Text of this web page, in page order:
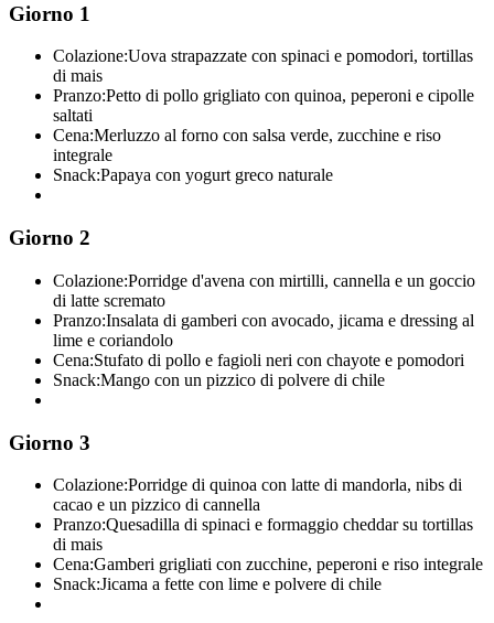
Giorno 1
Colazione:Uova strapazzate con spinaci e pomodori, tortillas
di mais
Pranzo:Petto di pollo grigliato con quinoa, peperoni e cipolle
saltati
Cena:Merluzzo al forno con salsa verde, zucchine e riso
integrale
Snack:Papaya con yogurt greco naturale
Giorno 2
Colazione:Porridge d'avena con mirtilli, cannella e un goccio
di latte scremato
Pranzo:Insalata di gamberi con avocado, jicama e dressing al
lime e coriandolo
Cena:Stufato di pollo e fagioli neri con chayote e pomodori
Snack:Mango con un pizzico di polvere di chile
Giorno 3
Colazione:Porridge di quinoa con latte di mandorla, nibs di
cacao e un pizzico di cannella
Pranzo:Quesadilla di spinaci e formaggio cheddar su tortillas
di mais
Cena:Gamberi grigliati con zucchine, peperoni e riso integrale
Snack:Jicama a fette con lime e polvere di chile